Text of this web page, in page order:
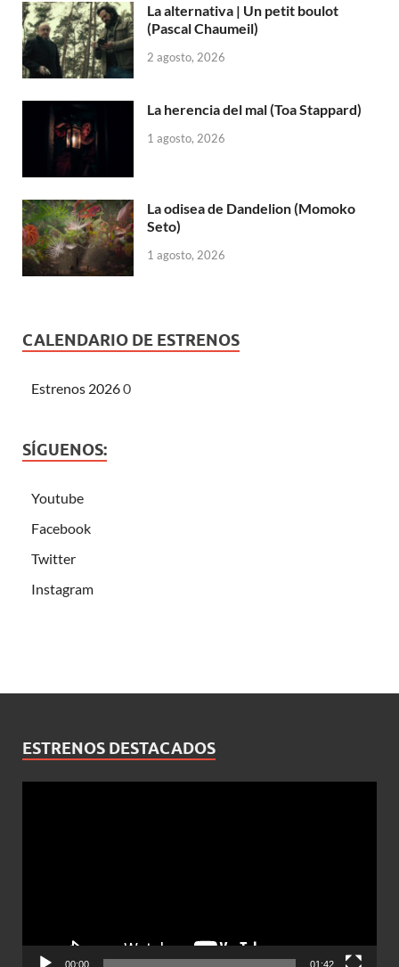
La alternativa | Un petit boulot
(Pascal Chaumeil)
2 agosto, 2026
La herencia del mal (Toa Stappard)
1 agosto, 2026
La odisea de Dandelion (Momoko
Seto)
1 agosto, 2026
CALENDARIO DE ESTRENOS
Estrenos 20260
SÍGUENOS:
Youtube
Facebook
Twitter
Instagram
ESTRENOS DESTACADOS
00:00 01:42